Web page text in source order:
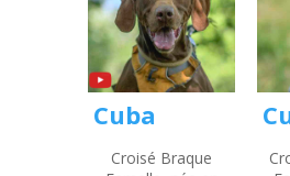
Cuba
Croisé Braque